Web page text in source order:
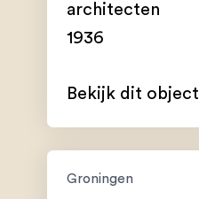
architecten
1936
Bekijk dit object
Groningen